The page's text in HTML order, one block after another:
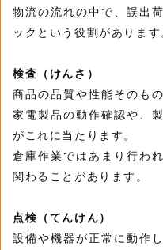
物流の流れの中で、誤出
ックという役割があります
検査（けんさ）
商品の品質や性能そのも
家電製品の動作確認や、
がこれに当たります。
倉庫作業ではあまり行わ
関わることがあります。
点検（てんけん）
設備や機器が正常に動作